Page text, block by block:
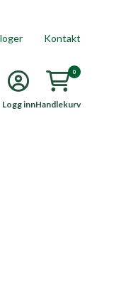
Kontakt
Logg innHandlekurv
0